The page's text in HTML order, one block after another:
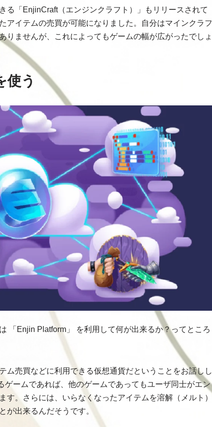
る「EnjinCraft（エンジンクラフト）」もリリースされて
アイテムの売買が可能になりました。自分はマインクラフ
りませんが、これによってもゲームの幅が広がったでしょ
使う
「Enjin Platform」 を利用して何が出来るか？ってところ
ム売買などに利用できる仮想通貨だということをお話しし
ゲームであれば、他のゲームであってもユーザ同士がエン
。さらには、いらなくなったアイテムを溶解（メルト）
が出来るんだそうです。